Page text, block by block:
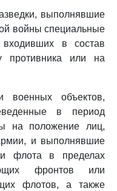
выполнявшие
войны специальные
в состав
противника или на
военных объектов,
в период
на положение лиц,
и выполнявшие
флота в пределах
фронтов или
флотов, а также